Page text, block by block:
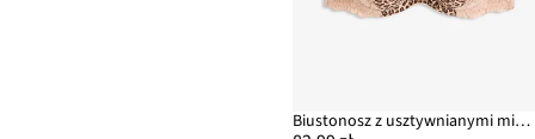
Biustonosz z usztywnianymi miseczkami, w panterkę